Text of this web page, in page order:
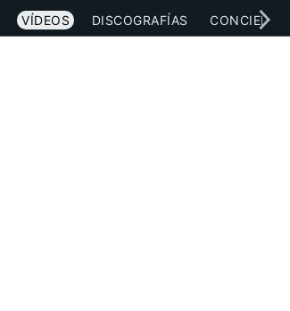
VÍDEOS DISCOGRAFÍAS CONCIERTOS